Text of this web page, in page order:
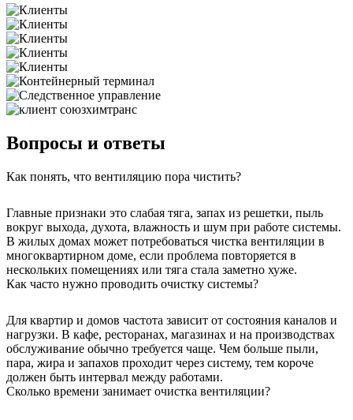
Вопросы и ответы
Как понять, что вентиляцию пора чистить?
Главные признаки это слабая тяга, запах из решетки, пыль
вокруг выхода, духота, влажность и шум при работе системы.
В жилых домах может потребоваться чистка вентиляции в
многоквартирном доме, если проблема повторяется в
нескольких помещениях или тяга стала заметно хуже.
Как часто нужно проводить очистку системы?
Для квартир и домов частота зависит от состояния каналов и
нагрузки. В кафе, ресторанах, магазинах и на производствах
обслуживание обычно требуется чаще. Чем больше пыли,
пара, жира и запахов проходит через систему, тем короче
должен быть интервал между работами.
Сколько времени занимает очистка вентиляции?